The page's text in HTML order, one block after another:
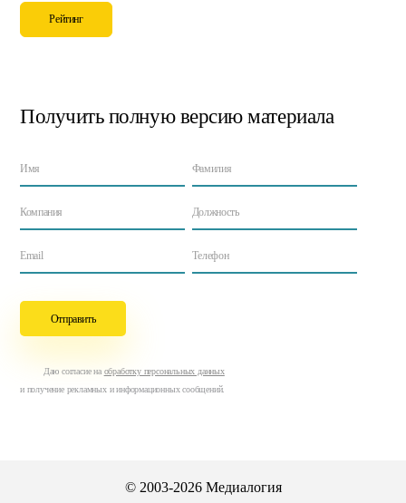
Рейтинг
Получить полную версию
Даю согласие на
обработку персональных данных